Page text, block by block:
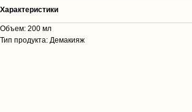
Характеристики
Объем: 200 мл
Тип продукта: Демакияж